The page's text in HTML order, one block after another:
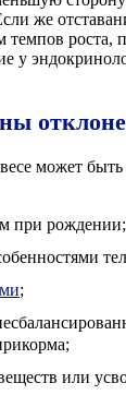
же
темпов роста,
у
может быть
при рождении;
;
или